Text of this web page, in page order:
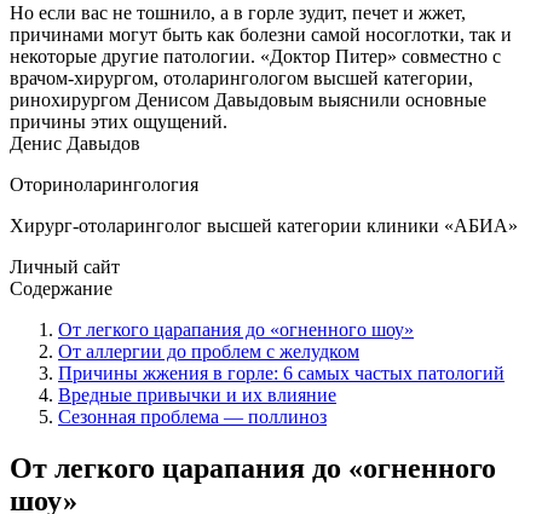
Но если вас не тошнило, а в горле зудит, печет и жжет,
причинами могут быть как болезни самой носоглотки, так и
некоторые другие патологии. «Доктор Питер» совместно с
врачом-хирургом, отоларингологом высшей категории,
ринохирургом Денисом Давыдовым выяснили основные
причины этих ощущений.
Денис Давыдов
Оториноларингология
Хирург-отоларинголог высшей категории клиники «АБИА»
Личный сайт
Содержание
От легкого царапания до «огненного шоу»
От аллергии до проблем с желудком
Причины жжения в горле: 6 самых частых патологий
Вредные привычки и их влияние
Сезонная проблема — поллиноз
От легкого царапания до «огненного
шоу»